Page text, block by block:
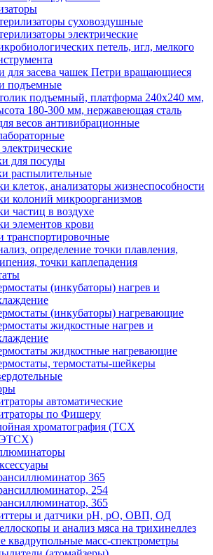
суховоздушные
электрические
петель, игл, мелкого
для засева чашек Петри вращающиеся
подъемные
подъемный, платформа 240х240 мм,
180-300 мм, нержавеющая сталь
весов антивибрационные
для посуды
распылительные
клеток, анализаторы жизнеспособности
колоний микроорганизмов
частиц в воздухе
элементов крови
транспортировочные
определение точки плавления,
точки каплепадения
(инкубаторы) нагрев и
(инкубаторы) нагревающие
жидкостные нагрев и
жидкостные нагревающие
термостаты-шейкеры
автоматические
по Фишеру
хроматография (ТСХ
365
254
365
и датчики рН, рО, ОВП, ОД
и анализ мяса на трихинеллез
квадрупольные масс-спектрометры